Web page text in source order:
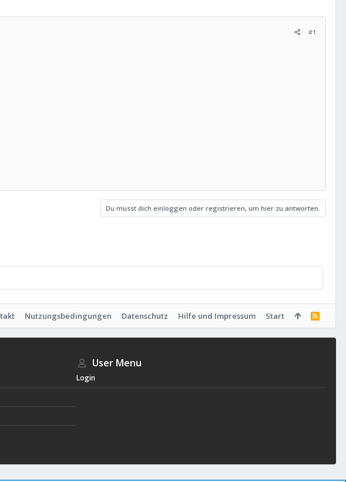
#1
Du musst dich einloggen oder registrieren, um hier zu antworten.
Nutzungsbedingungen Datenschutz Hilfe und Impressum Start
R
User Menu
Login